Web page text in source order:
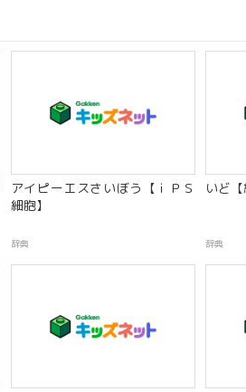
アイピーエスさいぼう【ｉＰＳ
細胞】
辞典
いど【
辞典